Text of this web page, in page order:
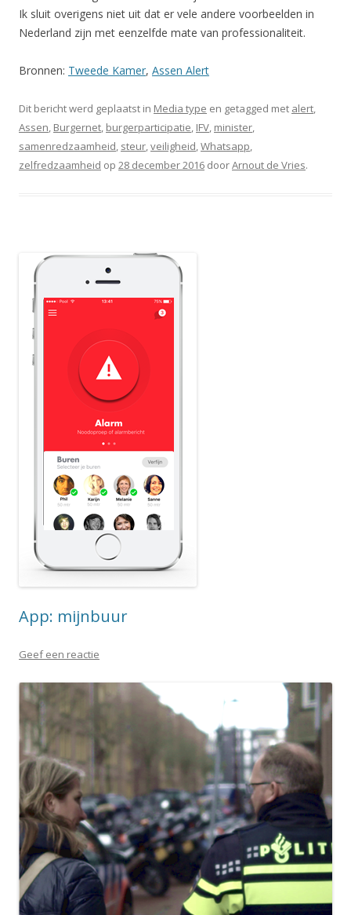
Ik sluit overigens niet uit dat er vele andere voorbeelden in
Nederland zijn met eenzelfde mate van professionaliteit.
Bronnen: Tweede Kamer, Assen Alert
Dit bericht werd geplaatst in Media type en getagged met alert,
Assen, Burgernet, burgerparticipatie, IFV, minister,
samenredzaamheid, steur,veiligheid,Whatsapp,
zelfredzaamheid op 28 december 2016 doorArnout de Vries.
App: mijnbuur
Geef een reactie